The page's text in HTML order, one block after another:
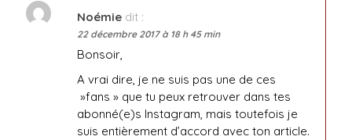
Noémie dit :
22 décembre 2017 à 18 h 45 min
Bonsoir,
A vrai dire, je ne suis pas une de ces
»fans » que tu peux retrouver dans tes
abonné(e)s Instagram, mais toutefois je
suis entièrement d’accord avec ton article.